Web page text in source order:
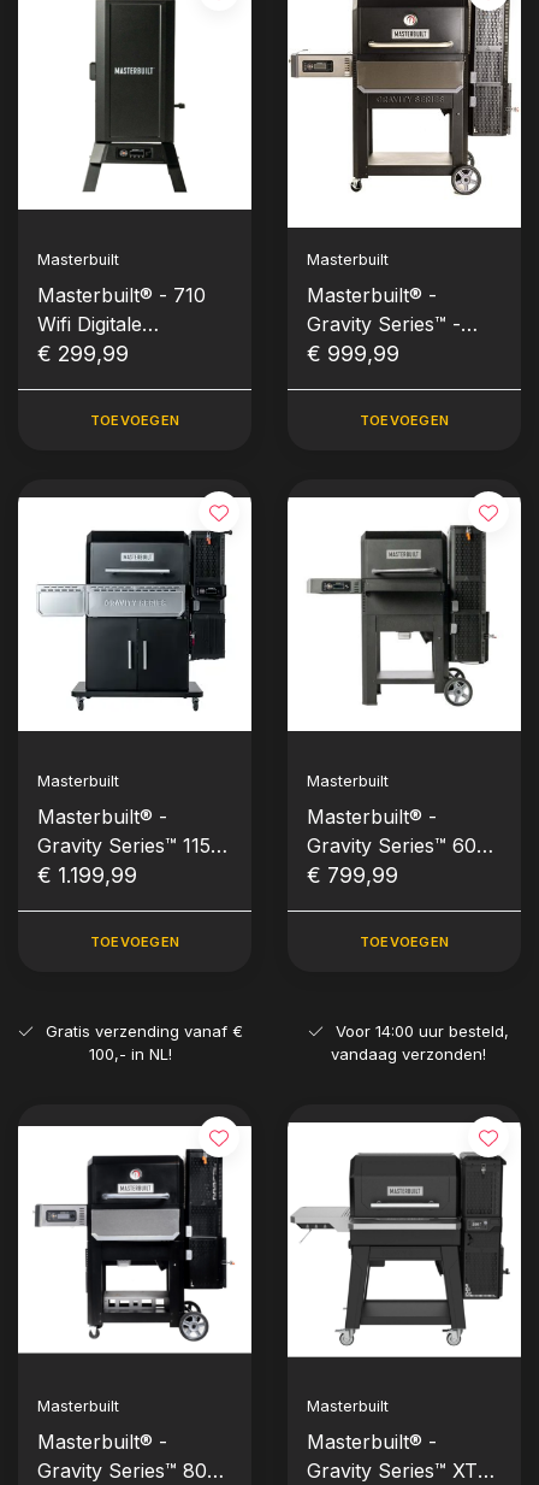
Masterbuilt
Masterbuilt® - 710
Wifi Digitale
Electrische Smoker
€ 299,99
TOEVOEGEN
Masterbuilt
Masterbuilt® -
Gravity Series™ -
Digital Charcoal Grill
€ 999,99
TOEVOEGEN
Masterbuilt
Masterbuilt® -
Gravity Series™ 1150
(Digital Charcoal
€ 1.199,99
TOEVOEGEN
Masterbuilt
Masterbuilt® -
Gravity Series™ 600
Digital Charcoal BBQ
€ 799,99
TOEVOEGEN
Gratis verzending vanaf €
100,- in NL!
Voor 14:00 uur besteld,
vandaag verzonden!
Masterbuilt
Masterbuilt® -
Gravity Series™ 800
Masterbuilt
Masterbuilt® -
Gravity Series™ XT